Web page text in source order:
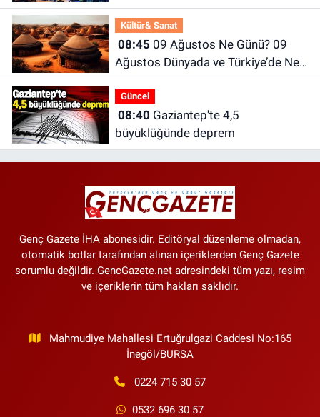
gazıyla müdahale etti
Kültür& Sanat
08:45
Ağustos Dünyada ve Türkiye’de Ne
Günü? 09 Ağustos Ne Burcu?
Güncel
08:40
büyüklüğünde deprem
Genç Gazete İHA abonesidir. Editöryal düzenleme olmadan,
otomatik botlar tarafından alınan içeriklerden Genç Gazete
sorumlu değildir. GencGazete.net adresindeki tüm yazı, resim
ve içeriklerin tüm hakları saklıdır.
Mahmudiye Mahallesi Ertuğrulgazi Caddesi No:165
İnegöl/BURSA
0224 715 30 57
0532 696 30 57